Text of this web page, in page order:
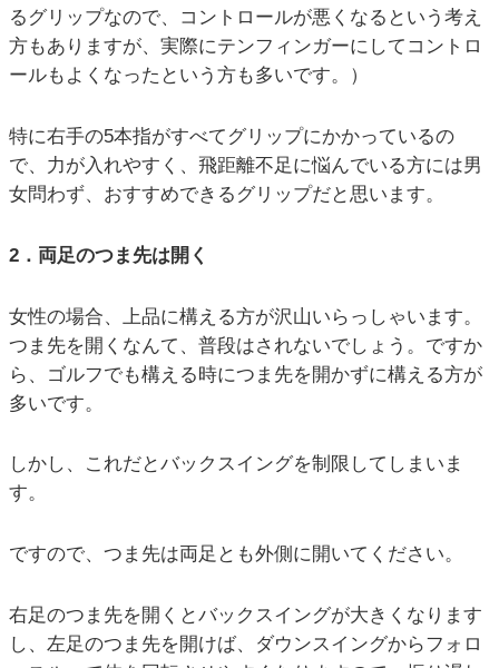
るグリップなので、コントロールが悪くなるという考え
方もありますが、実際にテンフィンガーにしてコントロ
ールもよくなったという方も多いです。）
特に右手の5本指がすべてグリップにかかっているの
で、力が入れやすく、飛距離不足に悩んでいる方には男
女問わず、おすすめできるグリップだと思います。
2．両足のつま先は開く
女性の場合、上品に構える方が沢山いらっしゃいます。
つま先を開くなんて、普段はされないでしょう。ですか
ら、ゴルフでも構える時につま先を開かずに構える方が
多いです。
しかし、これだとバックスイングを制限してしまいま
す。
ですので、つま先は両足とも外側に開いてください。
右足のつま先を開くとバックスイングが大きくなります
し、左足のつま先を開けば、ダウンスイングからフォロ